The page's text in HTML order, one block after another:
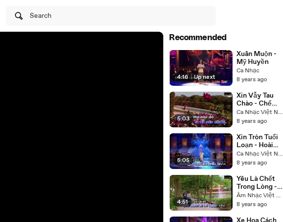
Search
Recommended
4:16 | Up next
Xuân Muộn -
Mỹ Huyền
Ca Nhạc
8 years ago
5:03
Xin Vẫy Tau
Chào - Chế
Linh
Ca Nhạc Việt Nam
8 years ago
5:05
Xin Tròn Tuổi
Loạn - Hoài
Linh Trường
Vũ
Ca Nhạc Việt Nam
8 years ago
4:51
Yêu Là Chết
Trong Lòng -
Hạ Vy
Âm Nhạc Việt Nam
8 years ago